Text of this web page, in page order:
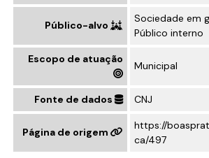
Público-alvo
Sociedade em
Público interno
Escopo de atuação
Municipal
Fonte de dados CNJ
Página de origem
https://
ca/497